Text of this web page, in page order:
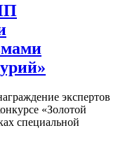
экспертов
«Золотой
специальной